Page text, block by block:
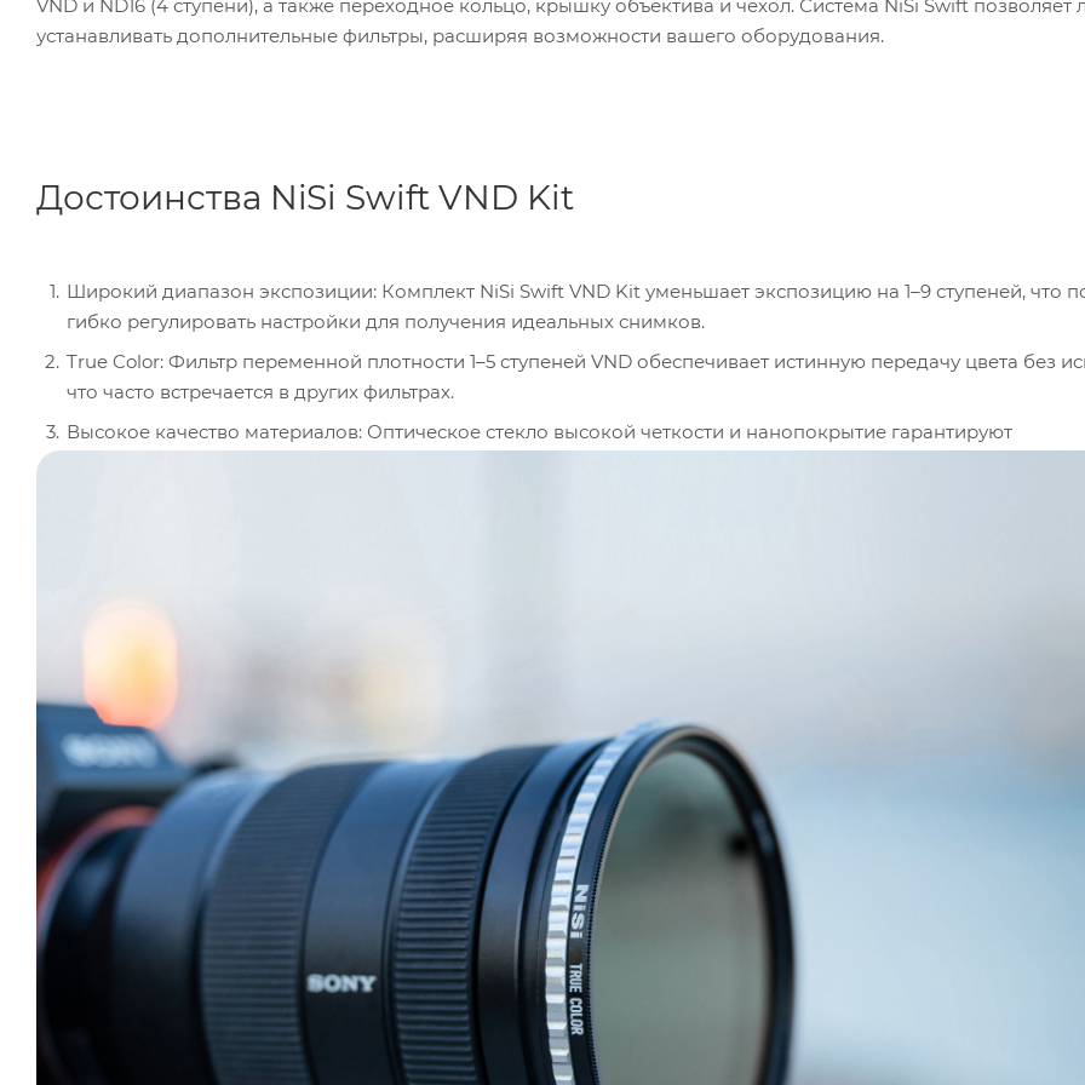
VND и ND16 (4 ступени), а также переходное кольцо, крышку объектива и чехол. Система NiSi Swift позволяет
устанавливать дополнительные фильтры, расширяя возможности вашего оборудования.
Достоинства NiSi Swift VND Kit
Широкий диапазон экспозиции: Комплект NiSi Swift VND Kit уменьшает экспозицию на 1–9 ступеней, что
гибко регулировать настройки для получения идеальных снимков.
True Color: Фильтр переменной плотности 1–5 ступеней VND обеспечивает истинную передачу цвета без
что часто встречается в других фильтрах.
Высокое качество материалов: Оптическое стекло высокой четкости и нанопокрытие гарантируют